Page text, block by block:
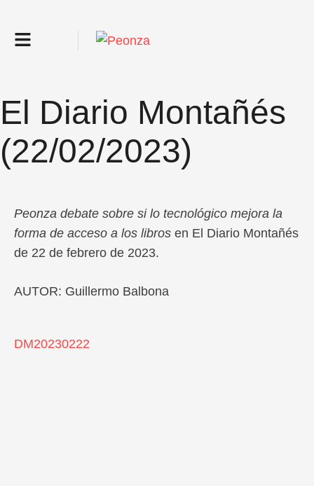
El Diario Montañés
(22/02/2023)
Peonza debate sobre si lo tecnológico mejora la
forma de acceso a los libros en El Diario Montañés
de 22 de febrero de 2023.
AUTOR: Guillermo Balbona
DM20230222